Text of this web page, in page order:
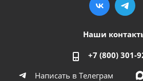
Наши
+7 (800) 301-
Написать в Телеграм